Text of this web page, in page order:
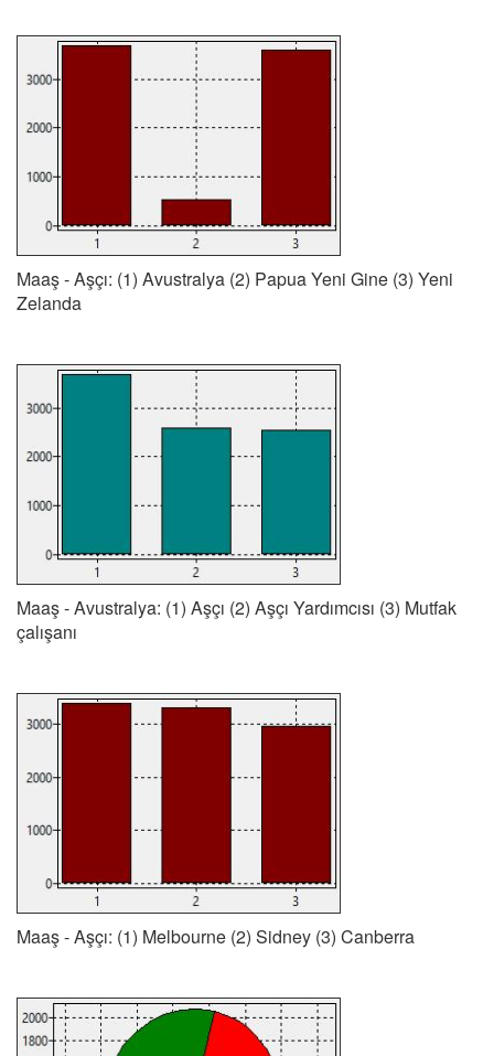
Maaş - Aşçı: (1) Avustralya (2) Papua Yeni Gine (3) Yeni
Zelanda
Maaş - Avustralya: (1) Aşçı (2) Aşçı Yardımcısı (3) Mutfak
çalışanı
Maaş - Aşçı: (1) Melbourne (2) Sidney (3) Canberra